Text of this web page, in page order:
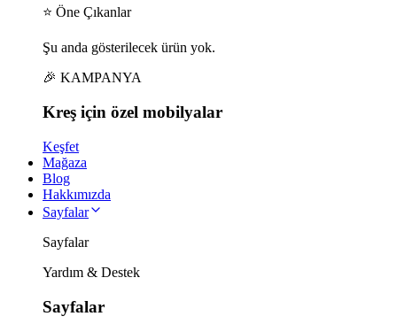
⭐ Öne Çıkanlar
Şu anda gösterilecek ürün yok.
🎉 KAMPANYA
Kreş için özel mobilyalar
Keşfet
Mağaza
Blog
Hakkımızda
Sayfalar
Sayfalar
Yardım & Destek
Sayfalar